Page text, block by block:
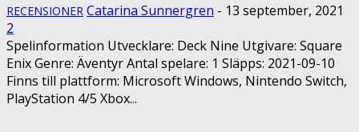
RECENSIONER Catarina Sunnergren - 13 september, 2021
2
Spelinformation Utvecklare: Deck Nine Utgivare: Square
Enix Genre: Äventyr Antal spelare: 1 Släpps: 2021-09-10
Finns till plattform: Microsoft Windows, Nintendo Switch,
PlayStation 4/5 Xbox...